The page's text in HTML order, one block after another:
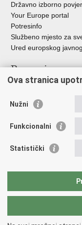
Državno izborno
Your Europe portal
Potresinfo
Službeno mjesto za
Ured europskog
Poveznice
Državno odvjetništvo
Ured za suzbijanje
Državnoodvjetničko
Hrvatska odvjetnička
Europski pravosudni
Ova stranica
Nužni
Funkcionalni
Statistički